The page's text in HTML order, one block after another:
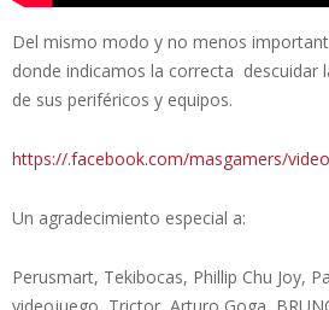
Del mismo modo y no menos
donde indicamos la correcta descuidar
de sus periféricos y equipos.
https://.facebook.com/masgamers/
Un agradecimiento especial a:
Perusmart, Tekibocas, Phillip Chu Joy,
videojuego, Trictor, Arturo Goga,